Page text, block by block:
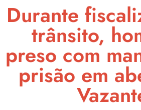
Durante
trânsito,
preso com
prisão em